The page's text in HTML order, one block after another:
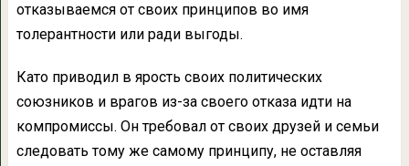
отказываемся от своих принципов во имя
толерантности или ради выгоды.
Като приводил в ярость своих политических
союзников и врагов из-за своего отказа идти на
компромиссы. Он требовал от своих друзей и семьи
следовать тому же самому принципу, не оставляя